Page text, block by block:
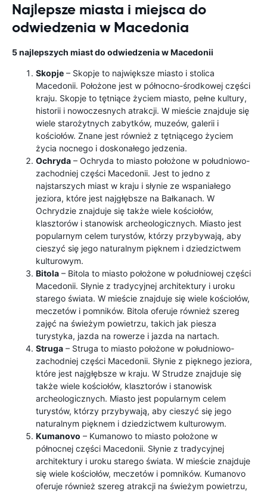
Najlepsze miasta i miejsca do
odwiedzenia w Macedonia
5 najlepszych miast do odwiedzenia w Macedonii
Skopje – Skopje to największe miasto i stolica
Macedonii. Położone jest w północno-środkowej części
kraju. Skopje to tętniące życiem miasto, pełne kultury,
historii i nowoczesnych atrakcji. W mieście znajduje się
wiele starożytnych zabytków, muzeów, galerii i
kościołów. Znane jest również z tętniącego życiem
życia nocnego i doskonałego jedzenia.
Ochryda – Ochryda to miasto położone w południowo-
zachodniej części Macedonii. Jest to jedno z
najstarszych miast w kraju i słynie ze wspaniałego
jeziora, które jest najgłębsze na Bałkanach. W
Ochrydzie znajduje się także wiele kościołów,
klasztorów i stanowisk archeologicznych. Miasto jest
popularnym celem turystów, którzy przybywają, aby
cieszyć się jego naturalnym pięknem i dziedzictwem
kulturowym.
Bitola – Bitola to miasto położone w południowej części
Macedonii. Słynie z tradycyjnej architektury i uroku
starego świata. W mieście znajduje się wiele kościołów,
meczetów i pomników. Bitola oferuje również szereg
zajęć na świeżym powietrzu, takich jak piesza
turystyka, jazda na rowerze i jazda na nartach.
Struga – Struga to miasto położone w południowo-
zachodniej części Macedonii. Słynie z pięknego jeziora,
które jest najgłębsze w kraju. W Strudze znajduje się
także wiele kościołów, klasztorów i stanowisk
archeologicznych. Miasto jest popularnym celem
turystów, którzy przybywają, aby cieszyć się jego
naturalnym pięknem i dziedzictwem kulturowym.
Kumanovo – Kumanowo to miasto położone w
północnej części Macedonii. Słynie z tradycyjnej
architektury i uroku starego świata. W mieście znajduje
się wiele kościołów, meczetów i pomników. Kumanovo
oferuje również szereg atrakcji na świeżym powietrzu,